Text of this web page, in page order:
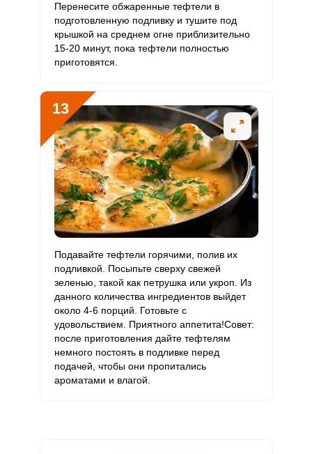
Перенесите обжаренные тефтели в
подготовленную подливку и тушите под
крышкой на среднем огне приблизительно
15-20 минут, пока тефтели полностью
приготовятся.
13
Подавайте тефтели горячими, полив их
подливкой. Посыпьте сверху свежей
зеленью, такой как петрушка или укроп. Из
данного количества ингредиентов выйдет
около 4-6 порций. Готовьте с
удовольствием. Приятного аппетита!Совет:
после приготовления дайте тефтелям
немного постоять в подливке перед
подачей, чтобы они пропитались
ароматами и влагой.